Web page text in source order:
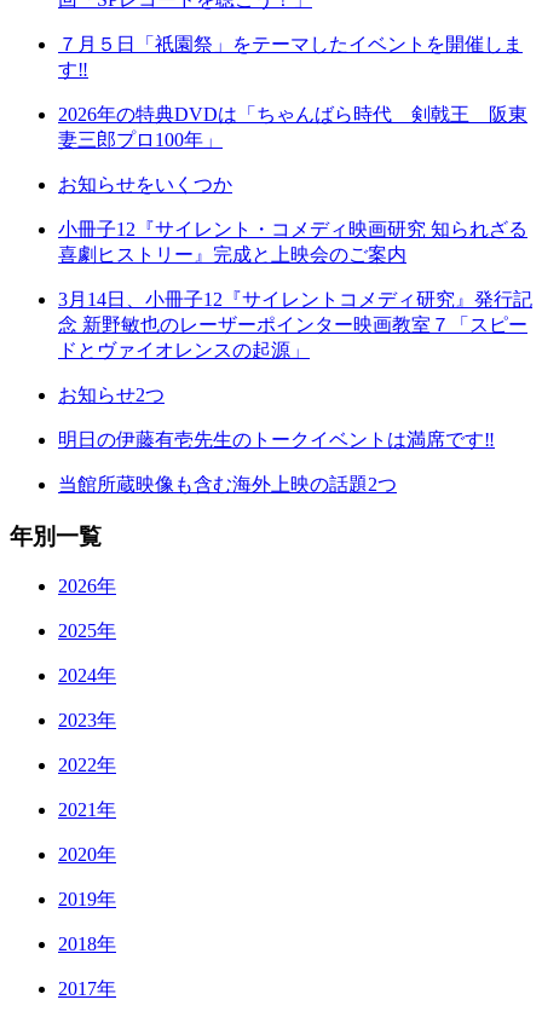
７月５日「祇園祭」をテーマしたイベントを開催しま
す‼
2026年の特典DVDは「ちゃんばら時代 剣戟王 阪東
妻三郎プロ100年」
お知らせをいくつか
小冊子12『サイレント・コメディ映画研究 知られざる
喜劇ヒストリー』完成と上映会のご案内
3月14日、小冊子12『サイレントコメディ研究』発行記
念 新野敏也のレーザーポインター映画教室７「スピー
ドとヴァイオレンスの起源」
お知らせ2つ
明日の伊藤有壱先生のトークイベントは満席です‼
当館所蔵映像も含む海外上映の話題2つ
年別一覧
2026年
2025年
2024年
2023年
2022年
2021年
2020年
2019年
2018年
2017年